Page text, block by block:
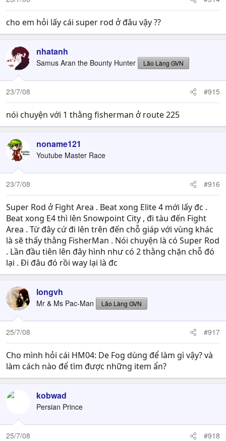
cho em hỏi lấy cái super rod ở đâu vậy ??
nhatanh
Samus Aran the Bounty Hunter Lão Làng GVN
23/7/08 #915
nói chuyện với 1 thằng fisherman ở route 225
noname121
Youtube Master Race
23/7/08 #916
Super Rod ở Fight Area . Beat xong Elite 4 mới lấy đc .
Beat xong E4 thì lên Snowpoint City , đi tàu đến Fight
Area . Từ đây cứ đi lên trên đến chỗ giáp với vùng khác
là sẽ thấy thằng FisherMan . Nói chuyện là có Super Rod
. Lần đầu tiên lên đây hình như có 2 thằng chặn chỗ đó
lại . Đi đâu đó rồi way lại là đc
longvh
Mr & Ms Pac-Man Lão Làng GVN
25/7/08 #917
Cho mình hỏi cái HM04: De Fog dùng để làm gì vậy? và
làm cách nào để tìm được những item ẩn?
kobwad
Persian Prince
25/7/08 #918